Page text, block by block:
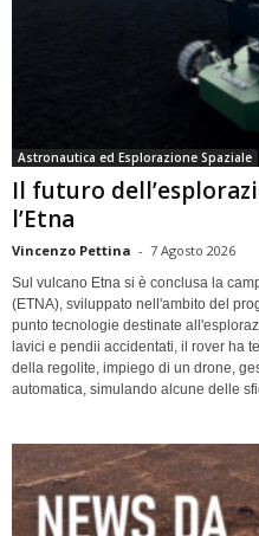
Astronautica ed Esplorazione Spaziale
Il futuro
l’Etna
Vincenzo Pettina - 7 Agosto 2026
Sul vulcano Etna si è conclusa la
(ETNA), sviluppato nell'ambito del
punto tecnologie destinate
lavici e pendii accidentati, il rover ha
della regolite, impiego di un drone,
automatica, simulando alcune delle